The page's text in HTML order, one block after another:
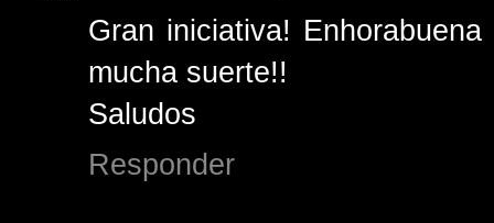
Gran iniciativa!
mucha suerte!!
Saludos
Responder